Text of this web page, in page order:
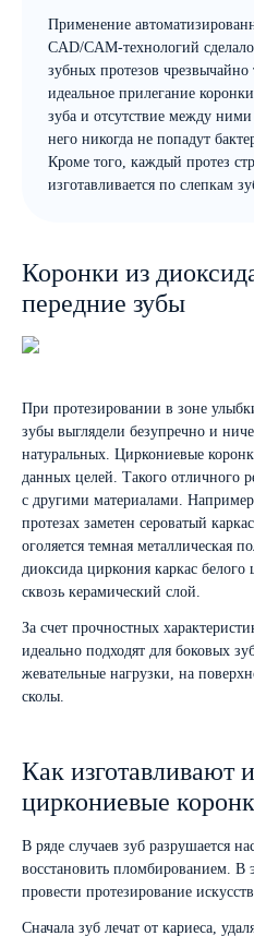
Применение
CAD/CAM-технологий
зубных протезов
идеальное прилегание
зуба и отсутствие между ними
него никогда не попадут
Кроме того, каждый протез
изготавливается по слепкам
Коронки из
передние зубы
При протезировании в зоне
зубы выглядели безупречно и
натуральных. Циркониевые
данных целей. Такого отличного
с другими материалами.
протезах заметен сероватый
оголяется темная металлическая
диоксида циркония каркас белого
сквозь керамический слой.
За счет прочностных
идеально подходят для боковых
жевательные нагрузки, на
сколы.
Как изготавливают
циркониевые
В ряде случаев зуб разрушается
восстановить пломбированием. В
провести протезирование
Сначала зуб лечат от кариеса,